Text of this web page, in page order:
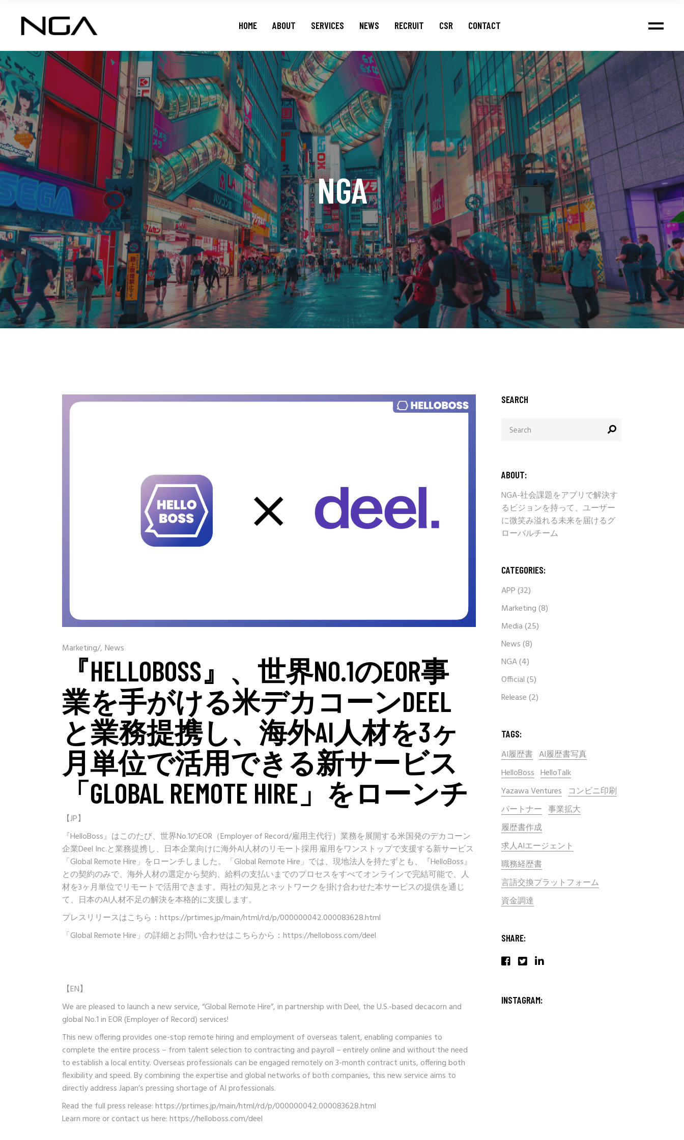
HOME ABOUT SERVICES NEWS RECRUIT CSR CONTACT
NGA
Marketing/ News
『HELLOBOSS』、世界NO.1のEOR事
業を手がける米デカコーンDEEL
と業務提携し、海外AI人材を3ヶ
月単位で活用できる新サービス
「GLOBAL REMOTE HIRE」をローンチ
【JP】
『HelloBoss』はこのたび、世界No.1のEOR（Employer of Record/雇用主代行）業務を展開する米国発のデカコーン
企業Deel Inc.と業務提携し、日本企業向けに海外AI人材のリモート採用·雇用をワンストップで支援する新サービス
「Global Remote Hire」をローンチしました。「Global Remote Hire」では、現地法人を持たずとも、『HelloBoss』
との契約のみで、海外人材の選定から契約、給料の支払いまでのプロセスをすべてオンラインで完結可能で、人
材を3ヶ月単位でリモートで活用できます。両社の知見とネットワークを掛け合わせた本サービスの提供を通じ
て、日本のAI人材不足の解決を本格的に支援します。
プレスリリースはこちら： https://prtimes.jp/main/html/rd/p/000000042.000083628.html
「Global Remote Hire」の詳細とお問い合わせはこちらから： https://helloboss.com/deel
【EN】
We are pleased to launch a new service, “Global Remote Hire”, in partnership with Deel, the U.S.-based decacorn and
global No.1 in EOR (Employer of Record) services!
This new offering provides one-stop remote hiring and employment of overseas talent, enabling companies to
complete the entire process – from talent selection to contracting and payroll – entirely online and without the need
to establish a local entity. Overseas professionals can be engaged remotely on 3-month contract units, offering both
flexibility and speed. By combining the expertise and global networks of both companies, this new service aims to
directly address Japan’s pressing shortage of AI professionals.
Read the full press release:https://prtimes.jp/main/html/rd/p/000000042.000083628.html
Learn more or contact us here:https://helloboss.com/deel
SEARCH
ABOUT:
NGA-社会課題をアプリで解決す
るビジョンを持って、ユーザー
に微笑み溢れる未来を届けるグ
ローバルチーム
CATEGORIES:
APP(32)
Marketing(8)
Media(25)
News(8)
NGA(4)
Official(5)
Release(2)
TAGS:
AI履歴書 AI履歴書写真
HelloBoss HelloTalk
Yazawa Ventures コンビニ印刷
パートナー 事業拡大
履歴書作成
求人AIエージェント
職務経歴書
言語交換プラットフォーム
資金調達
SHARE:
INSTAGRAM: